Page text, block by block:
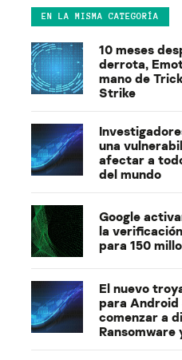
EN LA MISMA CATEGORÍA
10 meses
derrota,
mano de
Strike
una
afectar a
del mundo
Google
la
para 150
El nuevo
para Android
comenzar a
Ransomware